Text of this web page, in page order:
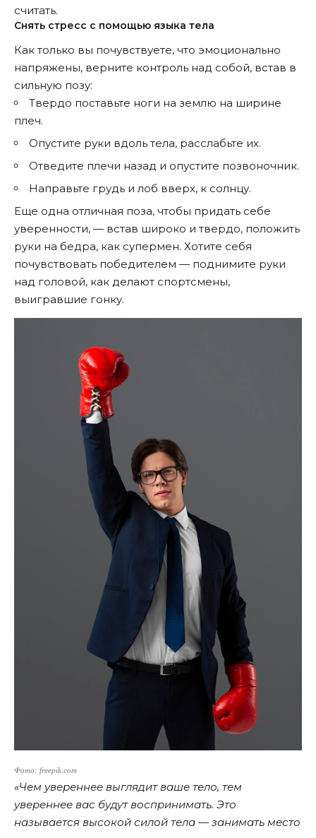
считать.
Снять стресс с помощью языка тела
Как только вы почувствуете, что эмоционально
напряжены, верните контроль над собой, встав в
сильную позу:
Твердо поставьте ноги на землю на ширине
плеч.
Опустите руки вдоль тела, расслабьте их.
Отведите плечи назад и опустите позвоночник.
Направьте грудь и лоб вверх, к солнцу.
Еще одна отличная поза, чтобы придать себе
уверенности, — встав широко и твердо, положить
руки на бедра, как супермен. Хотите себя
почувствовать победителем — поднимите руки
над головой, как делают спортсмены,
выигравшие гонку.
Фото: freepik.com
«Чем увереннее выглядит ваше тело, тем
увереннее вас будут воспринимать. Это
называется высокой силой тела — занимать место